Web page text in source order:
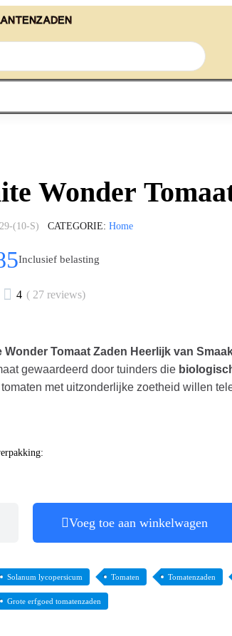
Wonder
(10-S) CATEGORIE Home
Inclusief belasting
 4 ( 27 reviews)
Wonder Tomaat Zaden Heerlijk van
gewaardeerd door tuinders die
met uitzonderlijke zoetheid willen
Voeg toe aan winkelwagen
Solanum lycopersicum Tomaten Tomatenzaden
Grote erfgoed tomatenzaden